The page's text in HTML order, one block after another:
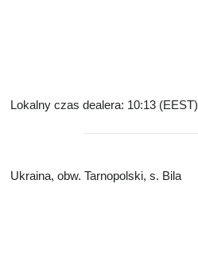
Lokalny czas dealera: 10:13 (EEST)
Ukraina, obw. Tarnopolski, s. Bila